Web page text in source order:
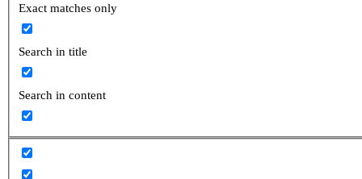
search
Exact matches only
Search in title
Search in content